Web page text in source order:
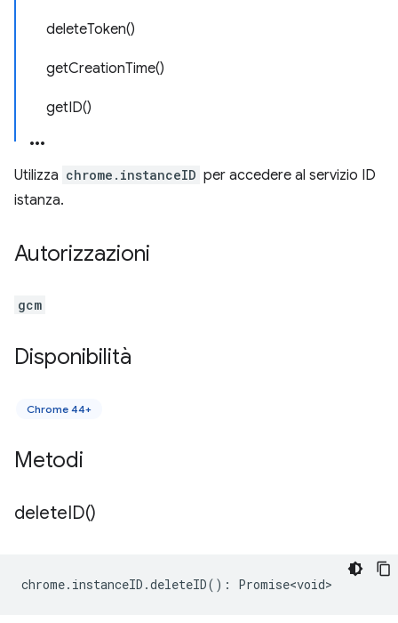
deleteToken()
getCreationTime()
getID()
Utilizza chrome.instanceID per accedere al servizio ID
istanza.
Autorizzazioni
gcm
Disponibilità
Chrome 44+
Metodi
deleteID()
chrome. instanceID .deleteID() : Promise<void>